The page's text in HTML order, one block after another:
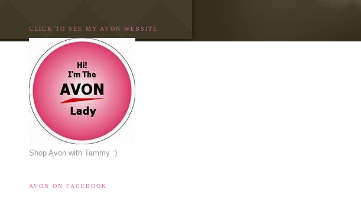
CLICK TO SEE MY AVON WEBSITE
Shop Avon with Tammy :)
AVON ON FACEBOOK